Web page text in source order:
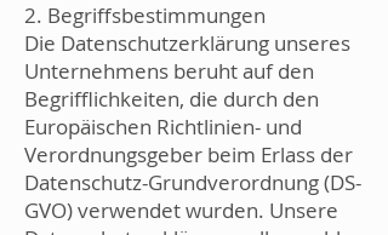
2. Begriffsbestimmungen
Die Datenschutzerklärung unseres
Unternehmens beruht auf den
Begrifflichkeiten, die durch den
Europäischen Richtlinien- und
Verordnungsgeber beim Erlass der
Datenschutz-Grundverordnung (DS-
GVO) verwendet wurden. Unsere